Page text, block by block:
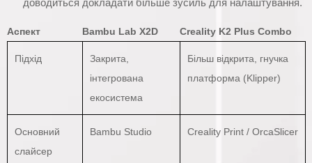
доводиться докладати більше зусиль для налаштування.
Аспект Bambu Lab X2D Creality K2 Plus Combo
Підхід
Закрита,
інтегрована
екосистема
Більш відкрита, гнучка
платформа (Klipper)
Основний
слайсер
Bambu Studio Creality Print / OrcaSlicer